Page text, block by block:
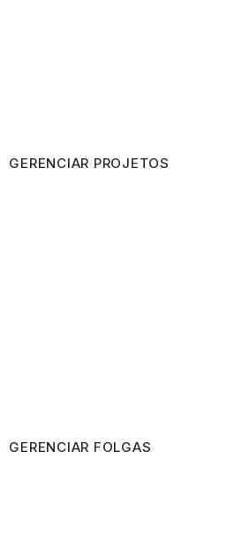
GERENCIAR PROJETOS
GERENCIAR FOLGAS